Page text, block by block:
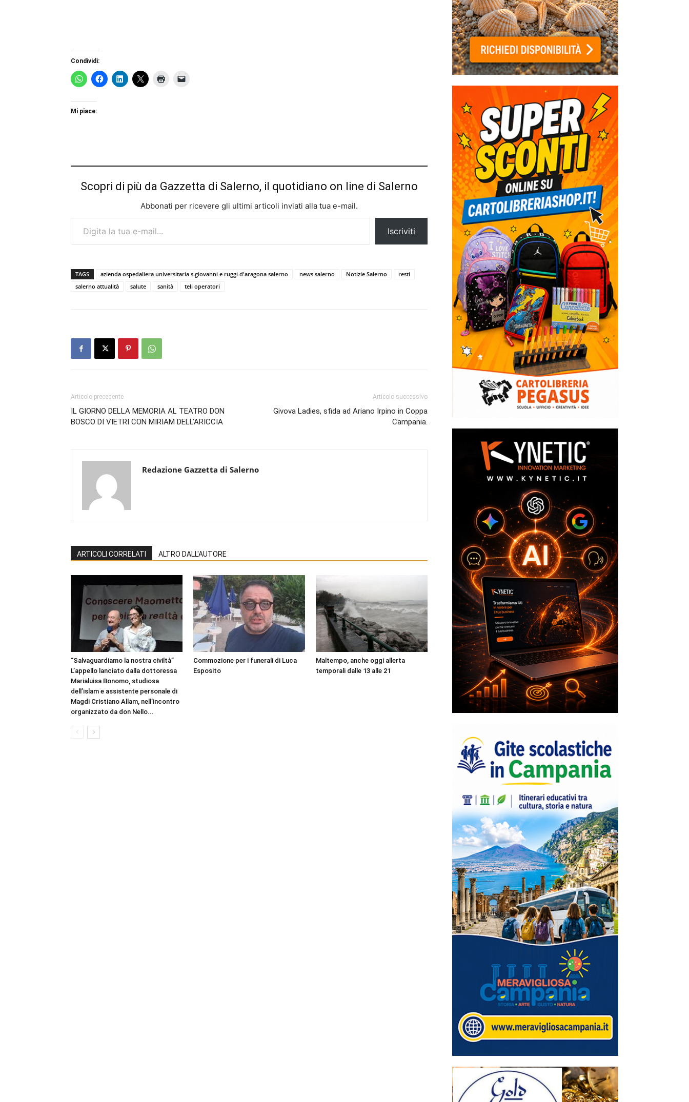
Condividi:
Mi piace:
Scopri di più da Gazzetta di Salerno, il quotidiano on line di Salerno
Abbonati per ricevere gli ultimi articoli inviati alla tua e-mail.
Digita la tua e-mail...
Iscriviti
TAGS azienda ospedaliera universitaria s.giovanni e ruggi d'aragona salerno news salerno Notizie Salerno
resti
salerno attualità
salute sanità teli operatori
Articolo precedente
IL GIORNO DELLA MEMORIA AL TEATRO DON
BOSCO DI VIETRI CON MIRIAM DELL’ARICCIA
Articolo successivo
Givova Ladies, sfida ad Ariano Irpino in Coppa
Campania.
Redazione Gazzetta di Salerno
ARTICOLI CORRELATI ALTRO DALL'AUTORE
“Salvaguardiamo la nostra civiltà”
L’appello lanciato dalla dottoressa
Marialuisa Bonomo, studiosa
dell’islam e assistente personale di
Magdi Cristiano Allam, nell’incontro
organizzato da don Nello...
Commozione per i funerali di Luca
Esposito
Maltempo, anche oggi allerta
temporali dalle 13 alle 21